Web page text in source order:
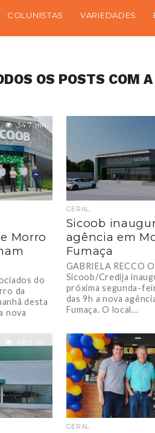
COLUNISTAS VARIEDADES
OS POSTS COM
34.7 mil
Morro
do
da
desta
nova
GERAL
Sicoob
agência em
Fumaça
GABRIELA RECCO O
Sicoob/Credija
próxima segunda-
das 9h a nova
Fumaça. O local...
48.2 mil
GERAL